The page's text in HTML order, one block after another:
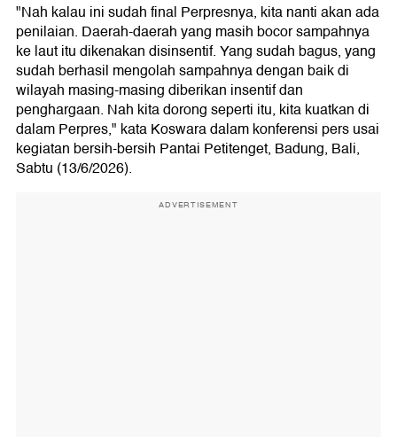
"Nah kalau ini sudah final Perpresnya, kita nanti akan ada
penilaian. Daerah-daerah yang masih bocor sampahnya
ke laut itu dikenakan disinsentif. Yang sudah bagus, yang
sudah berhasil mengolah sampahnya dengan baik di
wilayah masing-masing diberikan insentif dan
penghargaan. Nah kita dorong seperti itu, kita kuatkan di
dalam Perpres," kata Koswara dalam konferensi pers usai
kegiatan bersih-bersih Pantai Petitenget, Badung, Bali,
Sabtu (13/6/2026).
ADVERTISEMENT